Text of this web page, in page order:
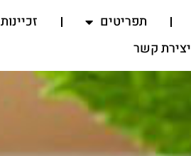
תפריטים
זכיינות
יצירת קשר